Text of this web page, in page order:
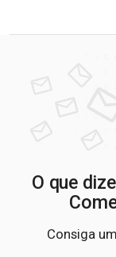
O que
Consiga